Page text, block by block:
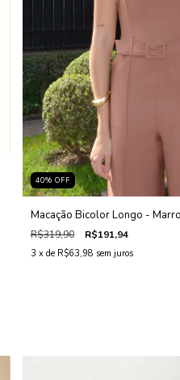
40% OFF
Macação Bicolor Longo -
R$319,90 R$191,94
3 x de R$63,98 sem juros